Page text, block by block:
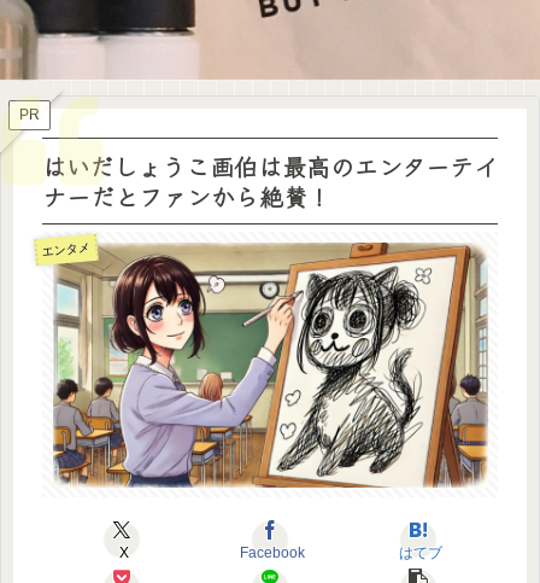
PR
はいだしょうこ画伯は最高のエンターテイ
ナーだとファンから絶賛！
エンタメ
X Facebook はてブ